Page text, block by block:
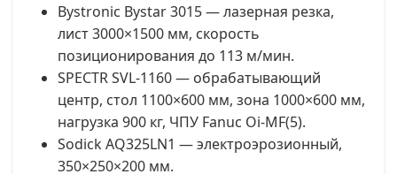
Bystronic Bystar 3015 — лазерная резка,
лист 3000×1500 мм, скорость
позиционирования до 113 м/мин.
SPECTR SVL-1160 — обрабатывающий
центр, стол 1100×600 мм, зона 1000×600 мм,
нагрузка 900 кг, ЧПУ Fanuc Oi-MF(5).
Sodick AQ325LN1 — электроэрозионный,
350×250×200 мм.